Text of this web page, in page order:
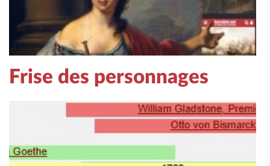
Frise des personnages